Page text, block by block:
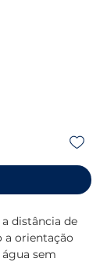
distância de
a orientação
sem